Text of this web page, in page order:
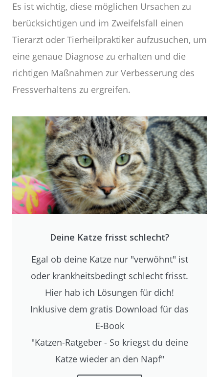
Es ist wichtig, diese möglichen Ursachen zu
berücksichtigen und im Zweifelsfall einen
Tierarzt oder Tierheilpraktiker aufzusuchen, um
eine genaue Diagnose zu erhalten und die
richtigen Maßnahmen zur Verbesserung des
Fressverhaltens zu ergreifen.
Deine Katze frisst schlecht?
Egal ob deine Katze nur "verwöhnt" ist
oder krankheitsbedingt schlecht frisst.
Hier hab ich Lösungen für dich!
Inklusive dem gratis Download für das
E-Book
"Katzen-Ratgeber - So kriegst du deine
Katze wieder an den Napf"